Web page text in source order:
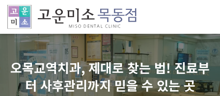
오목교역치과, 제대로 찾는 법! 진료부
터 사후관리까지 믿을 수 있는 곳